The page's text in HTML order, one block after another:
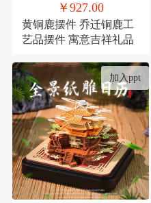
￥927.00
黄铜鹿摆件 乔迁铜鹿工
艺品摆件 寓意吉祥礼品
加入ppt